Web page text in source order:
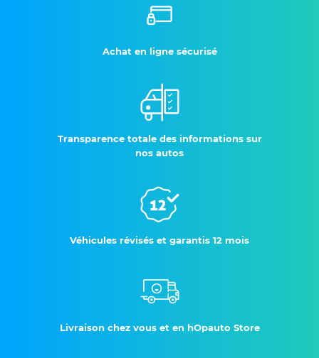
Achat en ligne sécurisé
Transparence totale des informations sur
nos autos
Véhicules révisés et garantis 12 mois
Livraison chez vous et en hOpauto Store